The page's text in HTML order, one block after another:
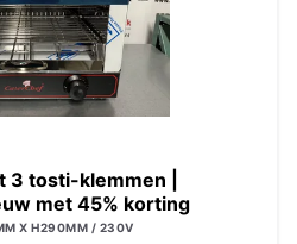
tosti-klemmen |
met 45% korting
X H290MM / 230V